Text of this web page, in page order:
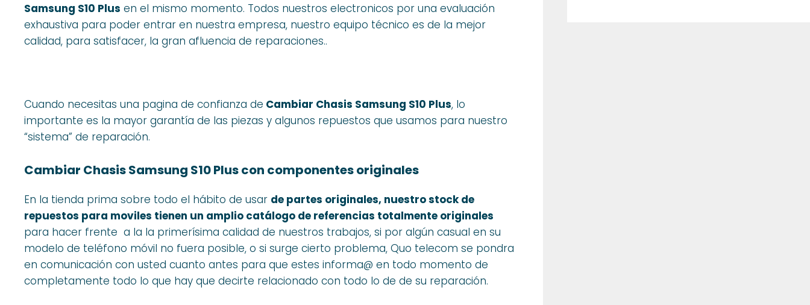
Samsung S10 Plus en el mismo momento. Todos nuestros electronicos por una evaluación
exhaustiva para poder entrar en nuestra empresa, nuestro equipo técnico es de la mejor
calidad, para satisfacer, la gran afluencia de reparaciones..
Cuando necesitas una pagina de confianza de Cambiar Chasis Samsung S10 Plus, lo
importante es la mayor garantía de las piezas y algunos repuestos que usamos para nuestro
“sistema” de reparación.
Cambiar Chasis Samsung S10 Plus con componentes originales
En la tienda prima sobre todo el hábito de usar de partes originales, nuestro stock de
repuestos para moviles tienen un amplio catálogo de referencias totalmente originales
para hacer frente a la la primerísima calidad de nuestros trabajos, si por algún casual en su
modelo de teléfono móvil no fuera posible, o si surge cierto problema, Quo telecom se pondra
en comunicación con usted cuanto antes para que estes informa@ en todo momento de
completamente todo lo que hay que decirte relacionado con todo lo de de su reparación.